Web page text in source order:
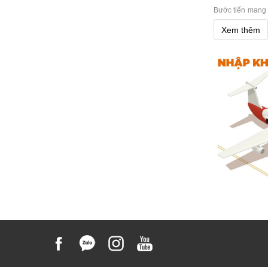
Bước tiến mang
kỹ thuật số ống
quốc tế và đạt
tại
Xem thêm